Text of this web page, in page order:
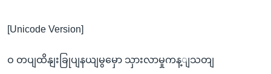
[Unicode Version]
ဝ တပျထိနျးခြုပျနယျမွမှော သှားလာမှုကန့ျသတျ